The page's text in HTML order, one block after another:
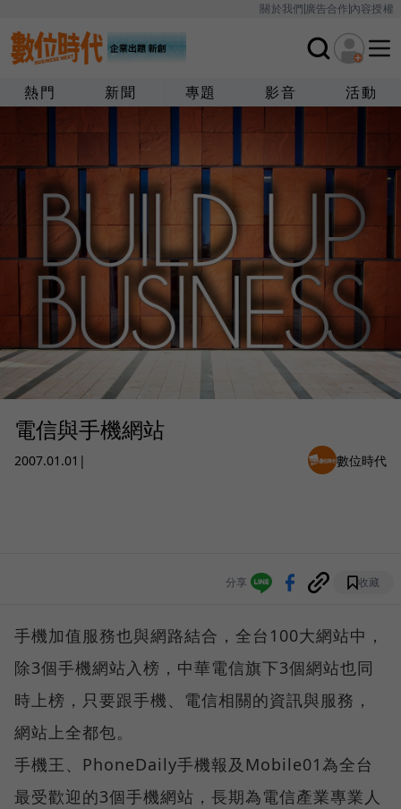
關於我們廣告合作內容授權
熱門 新聞 專題 影音 活動
電信與手機網站
2007.01.01 | 數位時代
分享 收藏
手機加值服務也與網路結合，全台100大網站中，
除3個手機網站入榜，中華電信旗下3個網站也同
時上榜，只要跟手機、電信相關的資訊與服務，
網站上全都包。
手機王、PhoneDaily手機報及Mobile01為全台
最受歡迎的3個手機網站，長期為電信產業專業人